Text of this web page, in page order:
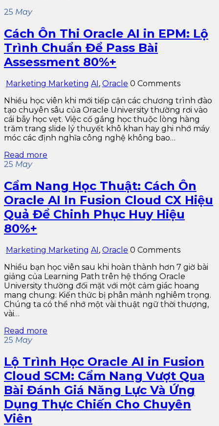
25 May
Cách Ôn Thi Oracle AI in EPM: Lộ
Trình Chuẩn Để Pass Bài
Assessment 80%+
Marketing Marketing AI, Oracle 0 Comments
Nhiều học viên khi mới tiếp cận các chương trình đào
tạo chuyên sâu của Oracle University thường rơi vào
cái bẫy học vẹt. Việc cố gắng học thuộc lòng hàng
trăm trang slide lý thuyết khô khan hay ghi nhớ máy
móc các định nghĩa công nghệ không bao…
Read more
25 May
Cẩm Nang Học Thuật: Cách Ôn
Oracle AI In Fusion Cloud CX Hiệu
Quả Để Chinh Phục Huy Hiệu
80%+
Marketing Marketing AI, Oracle 0 Comments
Nhiều bạn học viên sau khi hoàn thành hơn 7 giờ bài
giảng của Learning Path trên hệ thống Oracle
University thường đối mặt với một cảm giác hoang
mang chung: Kiến thức bị phân mảnh nghiêm trọng.
Chúng ta có thể nhớ một vài thuật ngữ thời thượng,
vài…
Read more
25 May
Lộ Trình Học Oracle AI in Fusion
Cloud SCM: Cẩm Nang Vượt Qua
Bài Đánh Giá Năng Lực Và Ứng
Dụng Thực Chiến Cho Chuyên
Viên